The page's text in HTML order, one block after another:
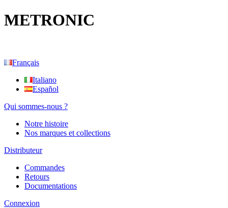
METRONIC
Français
Italiano
Español
Qui sommes-nous ?
Notre histoire
Nos marques et collections
Distributeur
Commandes
Retours
Documentations
Connexion